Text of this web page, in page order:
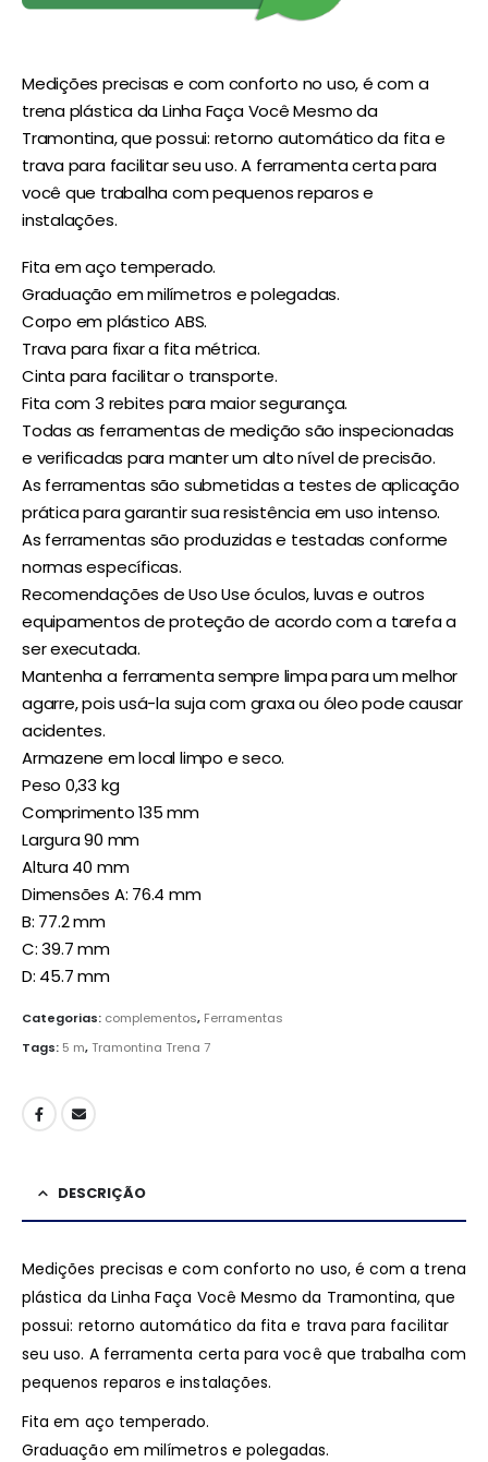
Medições precisas e com conforto no uso, é com a
trena plástica da Linha Faça Você Mesmo da
Tramontina, que possui: retorno automático da fita e
trava para facilitar seu uso. A ferramenta certa para
você que trabalha com pequenos reparos e
instalações.
Fita em aço temperado.
Graduação em milímetros e polegadas.
Corpo em plástico ABS.
Trava para fixar a fita métrica.
Cinta para facilitar o transporte.
Fita com 3 rebites para maior segurança.
Todas as ferramentas de medição são inspecionadas
e verificadas para manter um alto nível de precisão.
As ferramentas são submetidas a testes de aplicação
prática para garantir sua resistência em uso intenso.
As ferramentas são produzidas e testadas conforme
normas específicas.
Recomendações de Uso Use óculos, luvas e outros
equipamentos de proteção de acordo com a tarefa a
ser executada.
Mantenha a ferramenta sempre limpa para um melhor
agarre, pois usá-la suja com graxa ou óleo pode causar
acidentes.
Armazene em local limpo e seco.
Peso 0,33 kg
Comprimento 135 mm
Largura 90 mm
Altura 40 mm
Dimensões A: 76.4 mm
B: 77.2 mm
C: 39.7 mm
D: 45.7 mm
Categorias: complementos, Ferramentas
Tags: 5 m,Tramontina Trena 7
DESCRIÇÃO
Medições precisas e com conforto no uso, é com a trena
plástica da Linha Faça Você Mesmo da Tramontina, que
possui: retorno automático da fita e trava para facilitar
seu uso. A ferramenta certa para você que trabalha com
pequenos reparos e instalações.
Fita em aço temperado.
Graduação em milímetros e polegadas.